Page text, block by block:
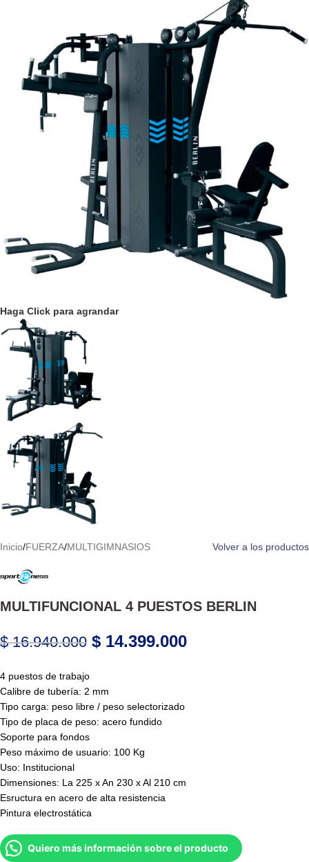
Haga Click para agrandar
Inicio/FUERZA/MULTIGIMNASIOS Volver a los productos
MULTIFUNCIONAL 4 PUESTOS BERLIN
$16.940.000 $ 14.399.000
4 puestos de trabajo
Calibre de tubería: 2 mm
Tipo carga: peso libre / peso selectorizado
Tipo de placa de peso: acero fundido
Soporte para fondos
Peso máximo de usuario: 100 Kg
Uso: Institucional
Dimensiones: La 225 x An 230 x Al 210 cm
Esructura en acero de alta resistencia
Pintura electrostática
Quiero más información sobre el producto